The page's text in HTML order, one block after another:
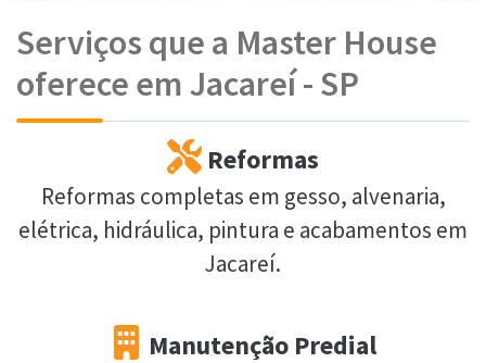
Serviços que a Master House
oferece em Jacareí - SP
Reformas
Reformas completas em gesso, alvenaria,
elétrica, hidráulica, pintura e acabamentos em
Jacareí.
Manutenção Predial